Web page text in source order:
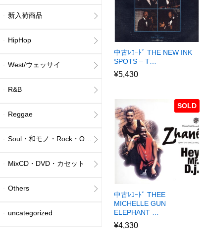
中古ﾚｺｰﾄﾞ THE NEW INK
SPOTS – T…
¥5,430
SOLD
中古ﾚｺｰﾄﾞ THEE
MICHELLE GUN
ELEPHANT …
¥4,330
新入荷商品
HipHop
West/ウェッサイ
R&B
Reggae
Soul・和モノ・Rock・Others
MixCD・DVD・カセット
Others
uncategorized